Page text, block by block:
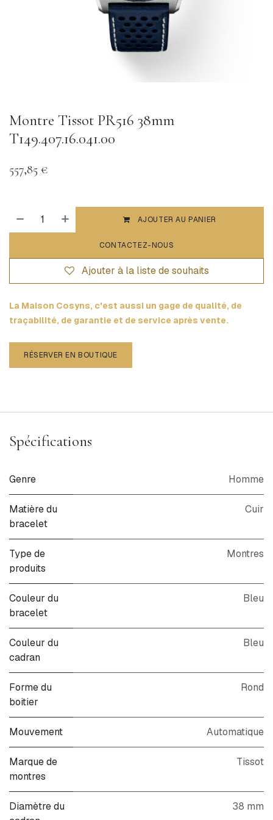
Montre Tissot PR516 38mm
T149.407.16.041.00
557,85 €
AJOUTER AU PANIER
CONTACTEZ-NOUS
Ajouter à la liste de souhaits
La Maison Cosyns, c'est aussi un gage de qualité, de
traçabilité, de garantie et de service après vente.
RÉSERVER EN BOUTIQUE
Spécifications
Genre Homme
Matière du
bracelet
Cuir
Type de
produits
Montres
Couleur du
bracelet
Bleu
Couleur du
cadran
Bleu
Forme du
boitier
Rond
Mouvement Automatique
Marque de
montres
Tissot
Diamètre du
38 mm